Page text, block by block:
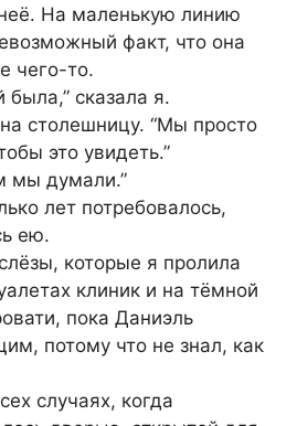
На маленькую линию
факт, что она
чего-то.
была,” сказала я.
столешницу. “Мы просто
это увидеть.”
мы думали.”
лет потребовалось,
ею.
которые я пролила
клиник и на тёмной
пока Даниэль
потому что не знал, как
случаях, когда